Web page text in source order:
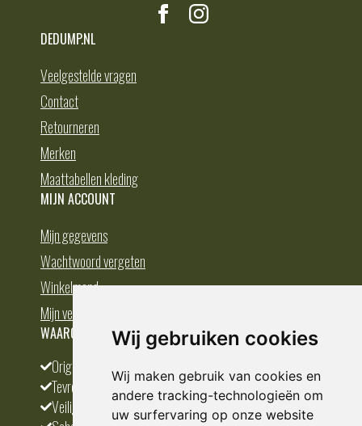
Wij gebruiken cookies
Wij maken gebruik van cookies en
andere tracking-technologieën om
uw surfervaring op onze website
DEDUMP.NL
Veelgestelde vragen
Contact
Retourneren
Merken
Maattabellen kleding
MIJN ACCOUNT
Mijn gegevens
Wachtwoord vergeten
Winkelmand
Mijn verlanglijst
WAAROM BESTELLEN BIJ DEDUMP.NL
Origineel en divers
Tevreden klanten
Veilig betalen